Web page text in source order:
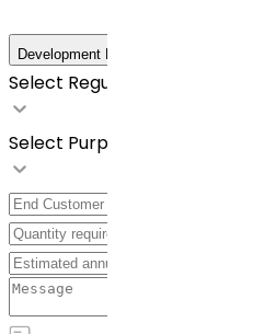
Development Details
Select Regulatory Requirements
Select Purpose